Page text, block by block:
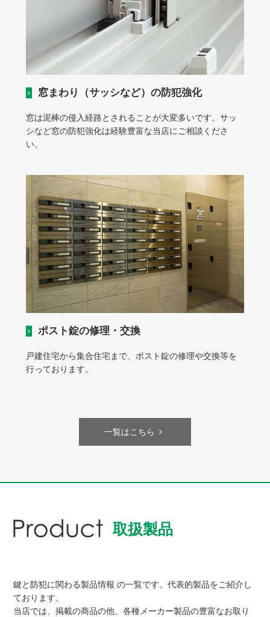
窓まわり（サッシなど）の防犯強化
窓は泥棒の侵入経路とされることが大変多いです。サッ
シなど窓の防犯強化は経験豊富な当店にご相談くださ
い。
ポスト錠の修理・交換
戸建住宅から集合住宅まで、ポスト錠の修理や交換等を
行っております。
一覧はこちら
取扱製品
鍵と防犯に関わる製品情報 の一覧です。代表的製品をご紹介し
ております。
当店では、掲載の商品の他、各種メーカー製品の豊富なお取り